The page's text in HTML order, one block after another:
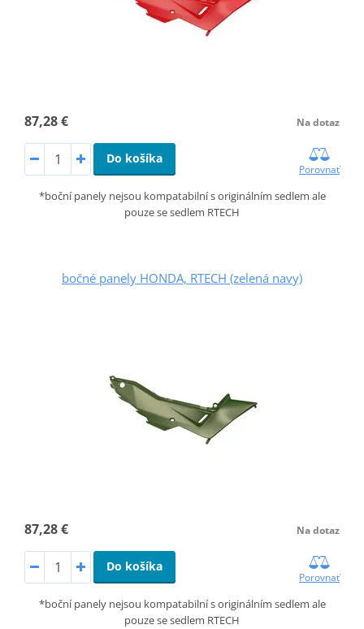
87,28 € Na dotaz
Do košíka
Porovnať
*boční panely nejsou kompatabilní s originálním sedlem ale
pouze se sedlem RTECH
bočné panely HONDA, RTECH (zelená navy)
87,28 € Na dotaz
Do košíka
Porovnať
*boční panely nejsou kompatabilní s originálním sedlem ale
pouze se sedlem RTECH